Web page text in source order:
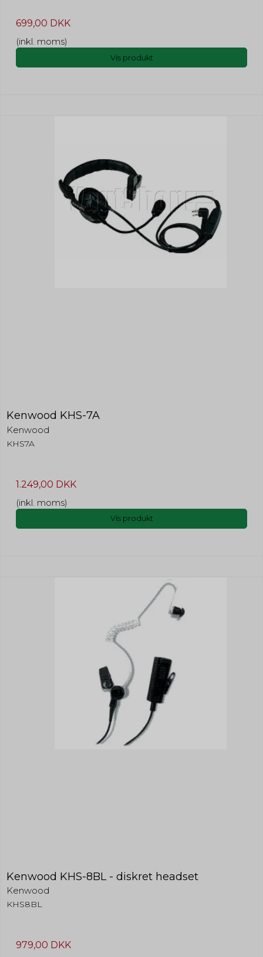
699,00 DKK
(inkl. moms)
Vis produkt
Kenwood KHS-7A
Kenwood
KHS7A
1.249,00 DKK
(inkl. moms)
Vis produkt
Kenwood KHS-8BL - diskret headset
Kenwood
KHS8BL
979,00 DKK